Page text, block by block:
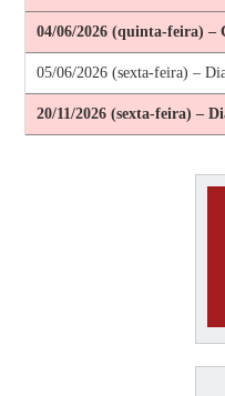
04/06/2026 (quinta-feira) –
05/06/2026 (sexta-feira) –
20/11/2026 (sexta-feira) –